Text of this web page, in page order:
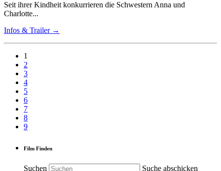
Seit ihrer Kindheit konkurrieren die Schwestern Anna und
Charlotte...
Infos & Trailer →
1
2
3
4
5
6
7
8
9
Film Finden
Suchen Suche abschicken